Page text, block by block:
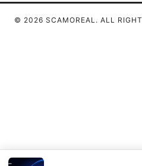
© 2026 SCAMOREAL. ALL